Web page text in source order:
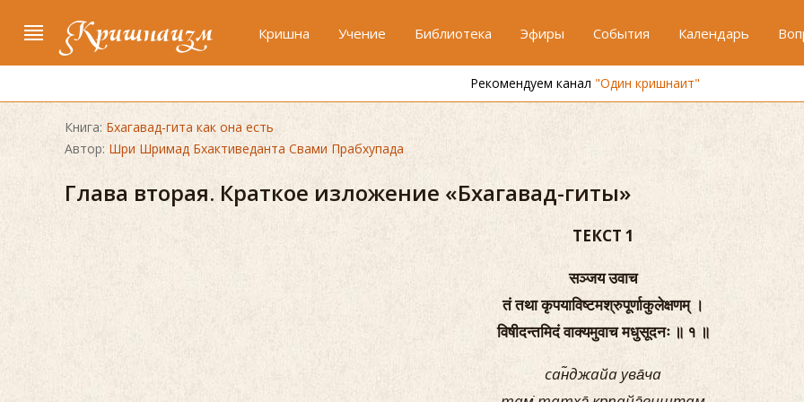
Кришнаизм Кришна Учение Библиотека Эфиры События Календарь
Рекомендуем канал "Один кришнаит"
Книга: Бхагавад-гита как она есть
Автор: Шри Шримад Бхактиведанта Свами Прабхупада
Глава вторая. Краткое изложение «Бхагавад-гиты»
ТЕКСТ 1
सञ्जय उवाच
तं तथा कृपयाविष्टमश्रुपूर्णाकुलेक्षणम् ।
विषीदन्तमिदं वाक्यमुवाच मधुसूदनः ॥ १ ॥
сан̃джайа ува̄ча